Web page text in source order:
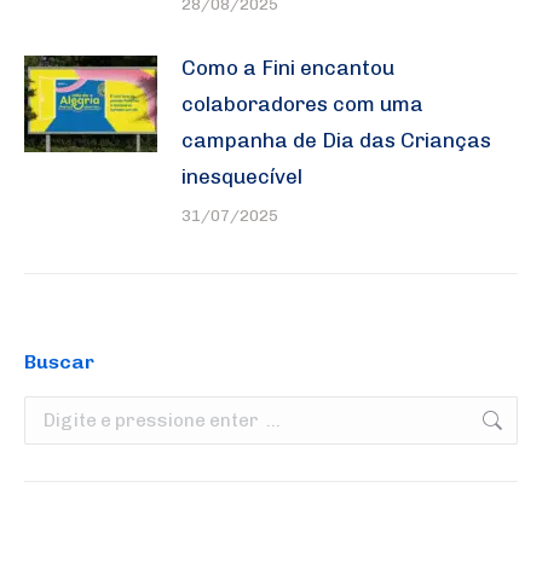
28/08/2025
Como a Fini encantou
colaboradores com uma
campanha de Dia das Crianças
inesquecível
31/07/2025
Buscar
Search: